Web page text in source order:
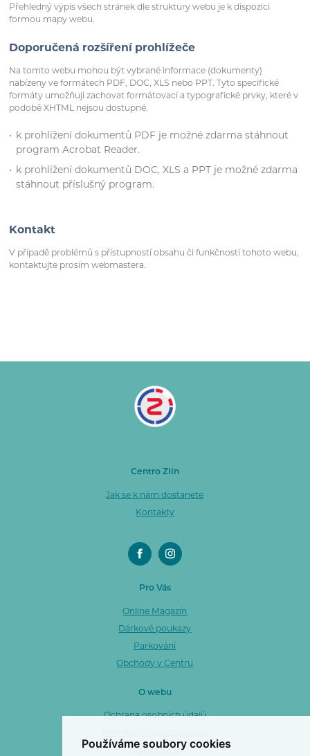
Používáme soubory cookies
Přehledný výpis všech stránek dle struktury webu je k dispozici
formou mapy webu.
Doporučená rozšíření prohlížeče
Na tomto webu mohou být vybrané informace (dokumenty)
nabízeny ve formátech PDF, DOC, XLS nebo PPT. Tyto specifické
formáty umožňují zachovat formátovací a typografické prvky, které v
podobě XHTML nejsou dostupné.
k prohlížení dokumentů PDF je možné zdarma stáhnout
program Acrobat Reader.
k prohlížení dokumentů DOC, XLS a PPT je možné zdarma
stáhnout příslušný program.
Kontakt
V případě problémů s přístupností obsahu či funkčností tohoto webu,
kontaktujte prosím webmastera.
Centro Zlín
Jak se k nám dostanete
Kontakty
Pro Vás
Online Magazín
Dárkové poukazy
Parkování
Obchody v Centru
O webu
Ochrana osobních údajů
Mapa webu